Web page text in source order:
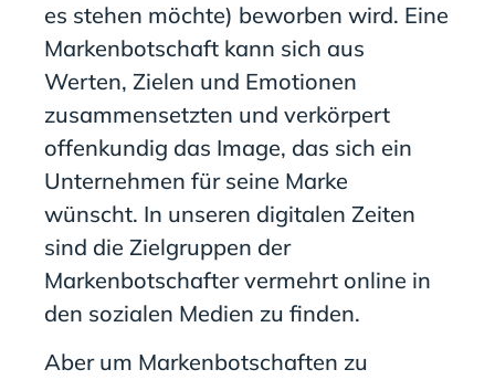
es stehen möchte) beworben wird. Eine
Markenbotschaft kann sich aus
Werten, Zielen und Emotionen
zusammensetzten und verkörpert
offenkundig das Image, das sich ein
Unternehmen für seine Marke
wünscht. In unseren digitalen Zeiten
sind die Zielgruppen der
Markenbotschafter vermehrt online in
den sozialen Medien zu finden.
Aber um Markenbotschaften zu